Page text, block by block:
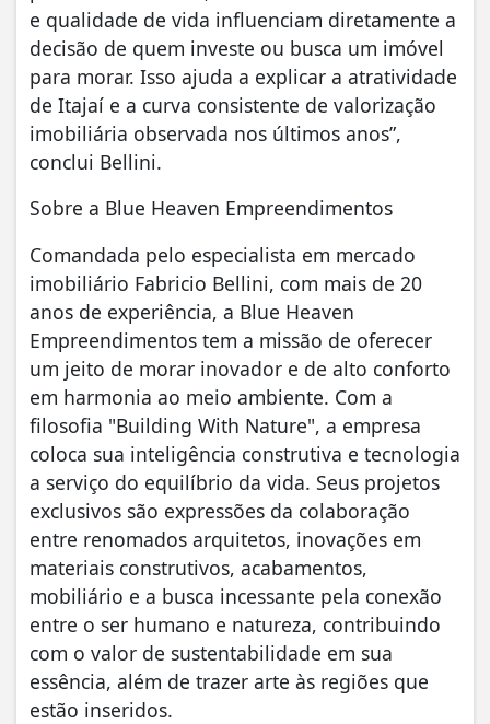
e qualidade de vida influenciam diretamente a
decisão de quem investe ou busca um imóvel
para morar. Isso ajuda a explicar a atratividade
de Itajaí e a curva consistente de valorização
imobiliária observada nos últimos anos”,
conclui Bellini.
Sobre a Blue Heaven Empreendimentos
Comandada pelo especialista em mercado
imobiliário Fabricio Bellini, com mais de 20
anos de experiência, a Blue Heaven
Empreendimentos tem a missão de oferecer
um jeito de morar inovador e de alto conforto
em harmonia ao meio ambiente. Com a
filosofia "Building With Nature", a empresa
coloca sua inteligência construtiva e tecnologia
a serviço do equilíbrio da vida. Seus projetos
exclusivos são expressões da colaboração
entre renomados arquitetos, inovações em
materiais construtivos, acabamentos,
mobiliário e a busca incessante pela conexão
entre o ser humano e natureza, contribuindo
com o valor de sustentabilidade em sua
essência, além de trazer arte às regiões que
estão inseridos.